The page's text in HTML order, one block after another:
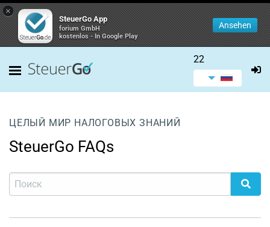
×
SteuerGo App
forium GmbH
kostenlos - In Google Play
Ansehen
22
ЦЕЛЫЙ МИР НАЛОГОВЫХ ЗНАНИЙ
SteuerGo FAQs